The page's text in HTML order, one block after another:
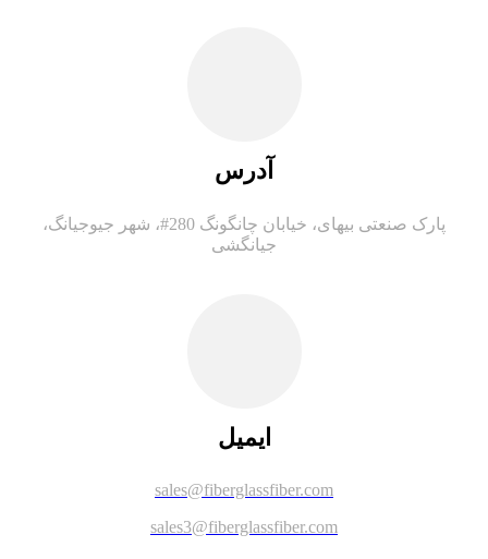
آدرس
پارک صنعتی بیهای، خیابان چانگونگ 280#، شهر جیوجیانگ،
جیانگشی
ایمیل
sales@fiberglassfiber.com
sales3@fiberglassfiber.com